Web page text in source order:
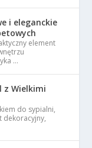
i eleganckie
element
…
z Wielkimi
do sypialni,
dekoracyjny,